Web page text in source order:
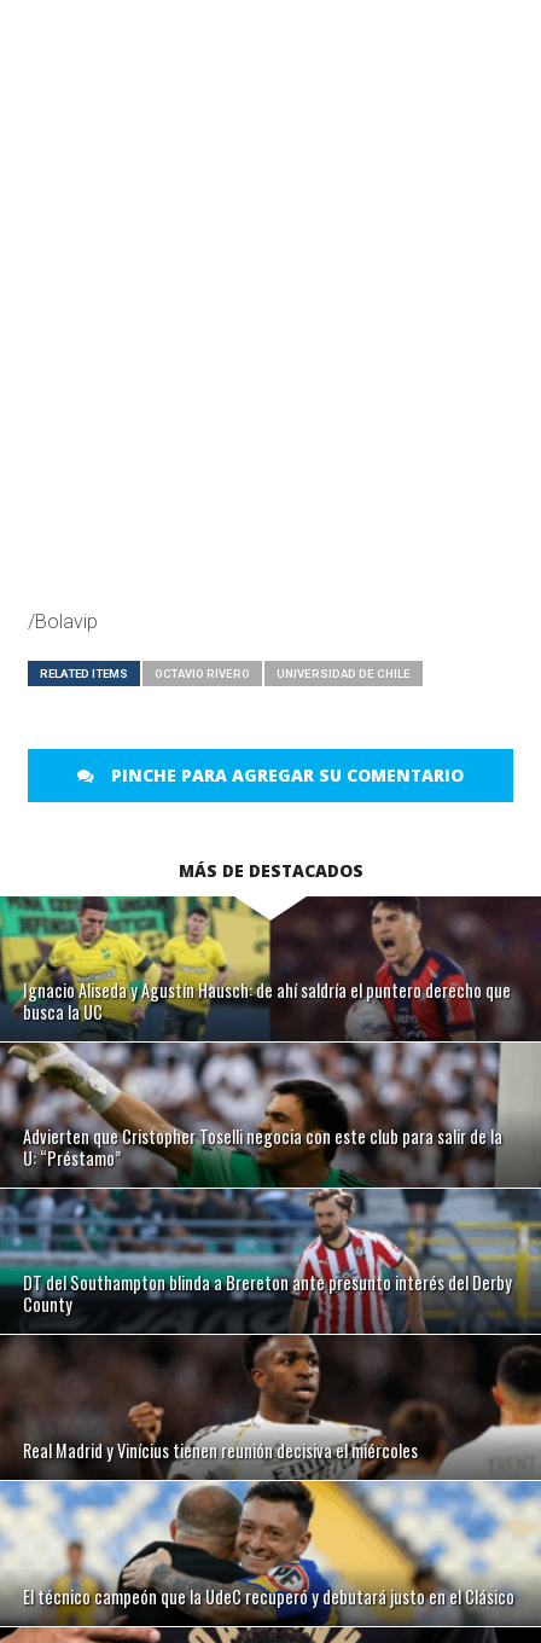
/Bolavip
RELATED ITEMS OCTAVIO RIVERO UNIVERSIDAD DE CHILE
PINCHE PARA AGREGAR SU COMENTARIO
MÁS DE DESTACADOS
Ignacio Aliseda y Agustín Hausch: de ahí saldría el puntero derecho que
busca la UC
Advierten que Cristopher Toselli negocia con este club para salir de la
U: “Préstamo”
DT del Southampton blinda a Brereton ante presunto interés del Derby
County
Real Madrid y Vinícius tienen reunión decisiva el miércoles
El técnico campeón que la UdeC recuperó y debutará justo en el Clásico